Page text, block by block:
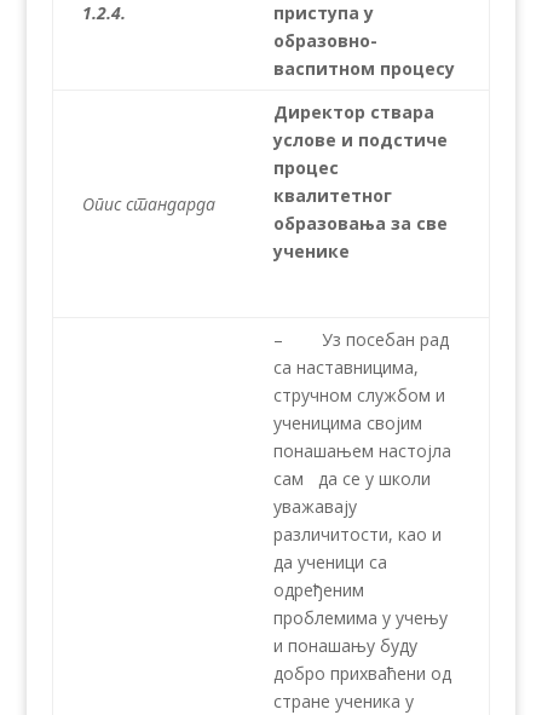
1.2.4.
приступа у
образовно-
васпитном процесу
Опис стандарда
Директор ствара
услове и подстиче
процес
квалитетног
образовања за све
ученике
– Уз посебан рад
са наставницима,
стручном службом и
ученицима својим
понашањем настојла
сам да се у школи
уважавају
различитости, као и
да ученици са
одређеним
проблемима у учењу
и понашању буду
добро прихваћени од
стране ученика у